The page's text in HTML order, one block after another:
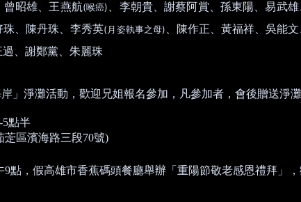
曾昭雄、王燕航(喉癌)
、李朝貴、謝蔡阿賞、孫東陽、易武雄
、陳丹珠、李秀英( 月姿執事之母) 、陳作正、黃福祥、吳能
、謝鄭黨、朱麗珠
」淨灘活動，歡迎兄姐報名參加，凡參加者，會後贈送淨灘
5點半
萣區濱海路三段70號)
9點，假高雄市香蕉碼頭餐廳舉辦「重陽節敬老感恩禮拜」